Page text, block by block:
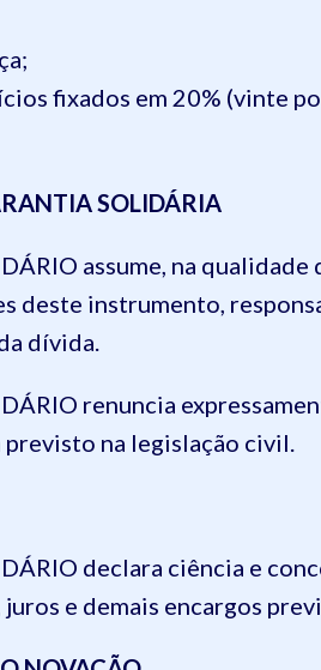
fixados em 20% (vinte
SOLIDÁRIA
assume, na
deste instrumento,
dívida.
renuncia
na legislação civil.
declara ciência e
e demais encargos